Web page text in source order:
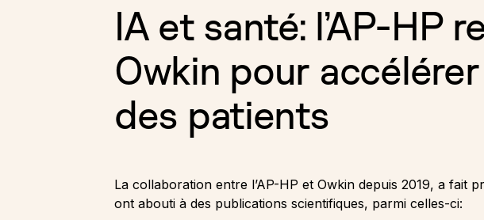
IA et santé: l’AP-HP
Owkin pour
des patients
La collaboration entre l’AP-HP et Owkin depuis 2019, a fait
ont abouti à des publications scientifiques, parmi celles-ci: